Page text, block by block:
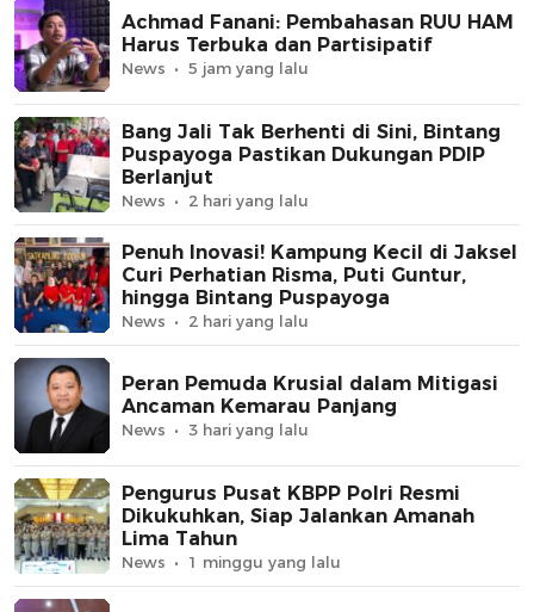
Achmad Fanani: Pembahasan RUU HAM
Harus Terbuka dan Partisipatif
News 5 jam yang lalu
Bang Jali Tak Berhenti di Sini, Bintang
Puspayoga Pastikan Dukungan PDIP
Berlanjut
News 2 hari yang lalu
Penuh Inovasi! Kampung Kecil di Jaksel
Curi Perhatian Risma, Puti Guntur,
hingga Bintang Puspayoga
News 2 hari yang lalu
Peran Pemuda Krusial dalam Mitigasi
Ancaman Kemarau Panjang
News 3 hari yang lalu
Pengurus Pusat KBPP Polri Resmi
Dikukuhkan, Siap Jalankan Amanah
Lima Tahun
News 1 minggu yang lalu